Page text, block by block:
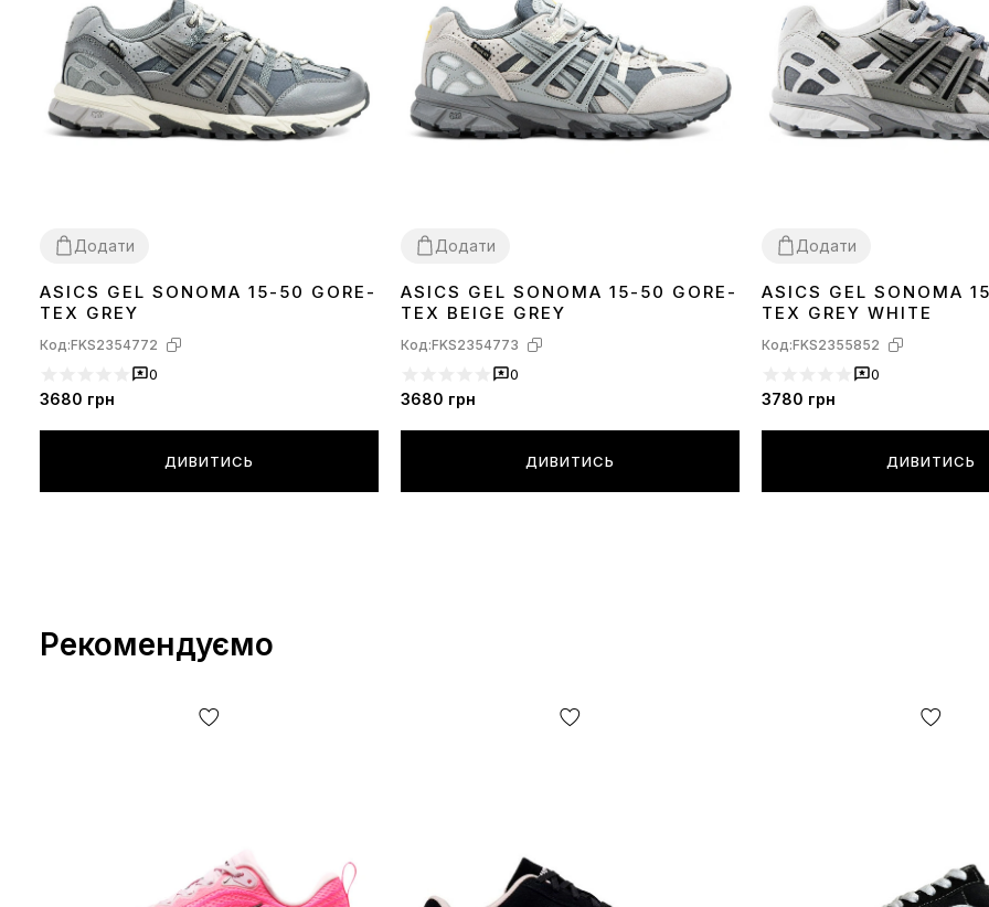
Додати
41 4243 4445
ASICS GEL SONOMA 15-50 GORE-
TEX GREY
Код:FKS2354772
0
3680 грн
ДИВИТИСЬ
Додати
41 45
ASICS GEL SONOMA 15-50 GORE-
TEX BEIGE GREY
Код:FKS2354773
0
3680 грн
ДИВИТИСЬ
Додати
41 4243 4445
ASICS GEL SONOMA
TEX GREY WHITE
Код:FKS2355852
0
3780 грн
ДИВИТИСЬ
Рекомендуємо